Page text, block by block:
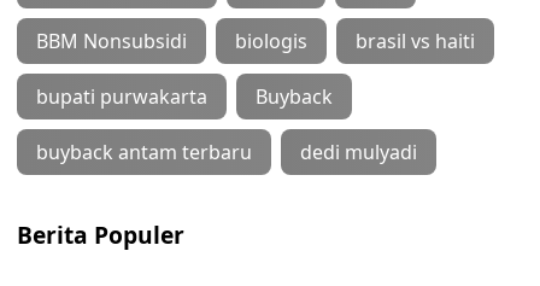
BBM Nonsubsidi biologis brasil vs haiti
bupati purwakarta Buyback
buyback antam terbaru dedi mulyadi
Berita Populer